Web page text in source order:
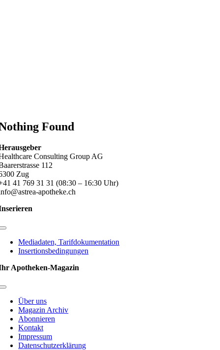
Found
Consulting Group AG
112
Zug
41 769 31 31 (08:30 – 16:30 Uhr)
apotheke.ch
Toggle
NavigationMediadaten, Tarifdokumentation
Insertionsbedingungen
Apotheken-Magazin
Toggle
NavigationÜber uns
Magazin Archiv
Abonnieren
Kontakt
Impressum
Datenschutzerklärung